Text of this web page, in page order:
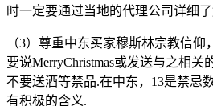
时一定要通过当地的代理公司详细
（3）尊重中东买家穆斯林宗教信
要说MerryChristmas或发送与之相关
不要送酒等禁品.在中东，13是禁忌
有积极的含义.